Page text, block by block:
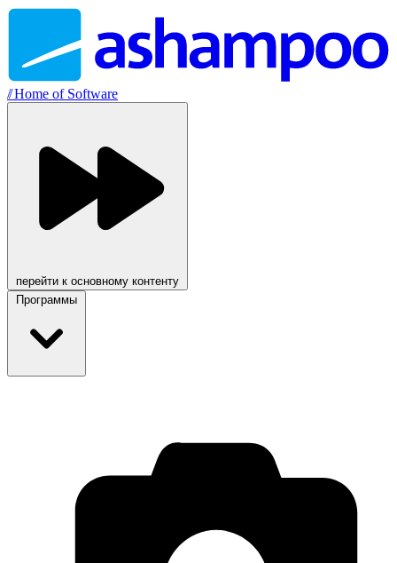
//Home of Software
перейти к основному контенту
Программы